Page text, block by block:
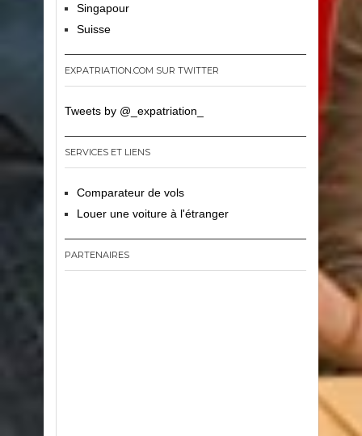
Singapour
Suisse
EXPATRIATION.COM SUR TWITTER
Tweets by @_expatriation_
SERVICES ET LIENS
Comparateur de vols
Louer une voiture à l'étranger
PARTENAIRES